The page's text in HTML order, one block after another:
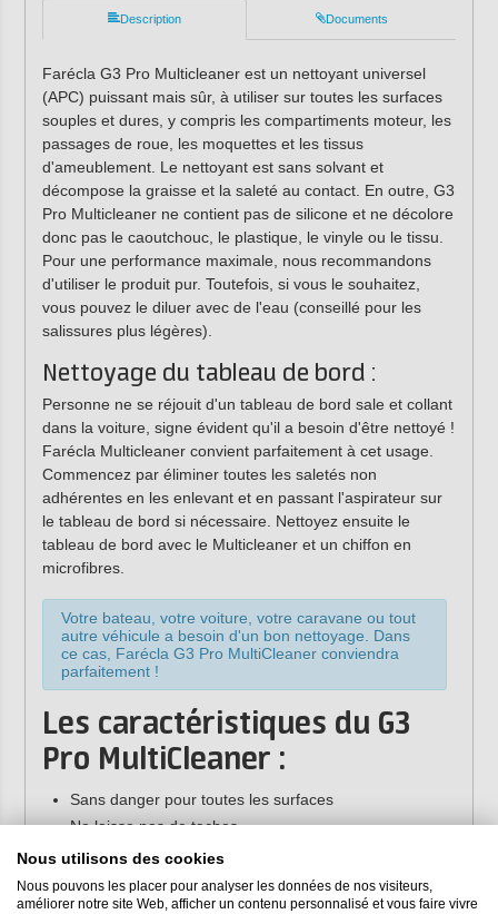
Description Documents
Farécla G3 Pro Multicleaner est un nettoyant universel
(APC) puissant mais sûr, à utiliser sur toutes les surfaces
souples et dures, y compris les compartiments moteur, les
passages de roue, les moquettes et les tissus
d'ameublement. Le nettoyant est sans solvant et
décompose la graisse et la saleté au contact. En outre, G3
Pro Multicleaner ne contient pas de silicone et ne décolore
donc pas le caoutchouc, le plastique, le vinyle ou le tissu.
Pour une performance maximale, nous recommandons
d'utiliser le produit pur. Toutefois, si vous le souhaitez,
vous pouvez le diluer avec de l'eau (conseillé pour les
salissures plus légères).
Nettoyage du tableau de bord :
Personne ne se réjouit d'un tableau de bord sale et collant
dans la voiture, signe évident qu'il a besoin d'être nettoyé !
Farécla Multicleaner convient parfaitement à cet usage.
Commencez par éliminer toutes les saletés non
adhérentes en les enlevant et en passant l'aspirateur sur
le tableau de bord si nécessaire. Nettoyez ensuite le
tableau de bord avec le Multicleaner et un chiffon en
microfibres.
Votre bateau, votre voiture, votre caravane ou tout
autre véhicule a besoin d'un bon nettoyage. Dans
ce cas, Farécla G3 Pro MultiCleaner conviendra
parfaitement !
Les caractéristiques du G3
Pro MultiCleaner :
Sans danger pour toutes les surfaces
Ne laisse pas de taches
Très puissant
Décompose l'huile et la graisse
Sans silicone (sans danger pour les ateliers de
Nous utilisons des cookies
Nous pouvons les placer pour analyser les données de nos visiteurs,
améliorer notre site Web, afficher un contenu personnalisé et vous faire vivre